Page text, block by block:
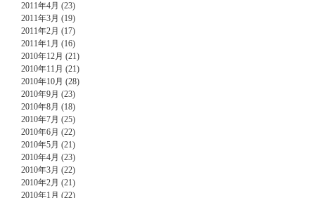
2011年4月 (23)
2011年3月 (19)
2011年2月 (17)
2011年1月 (16)
2010年12月 (21)
2010年11月 (21)
2010年10月 (28)
2010年9月 (23)
2010年8月 (18)
2010年7月 (25)
2010年6月 (22)
2010年5月 (21)
2010年4月 (23)
2010年3月 (22)
2010年2月 (21)
2010年1月 (22)